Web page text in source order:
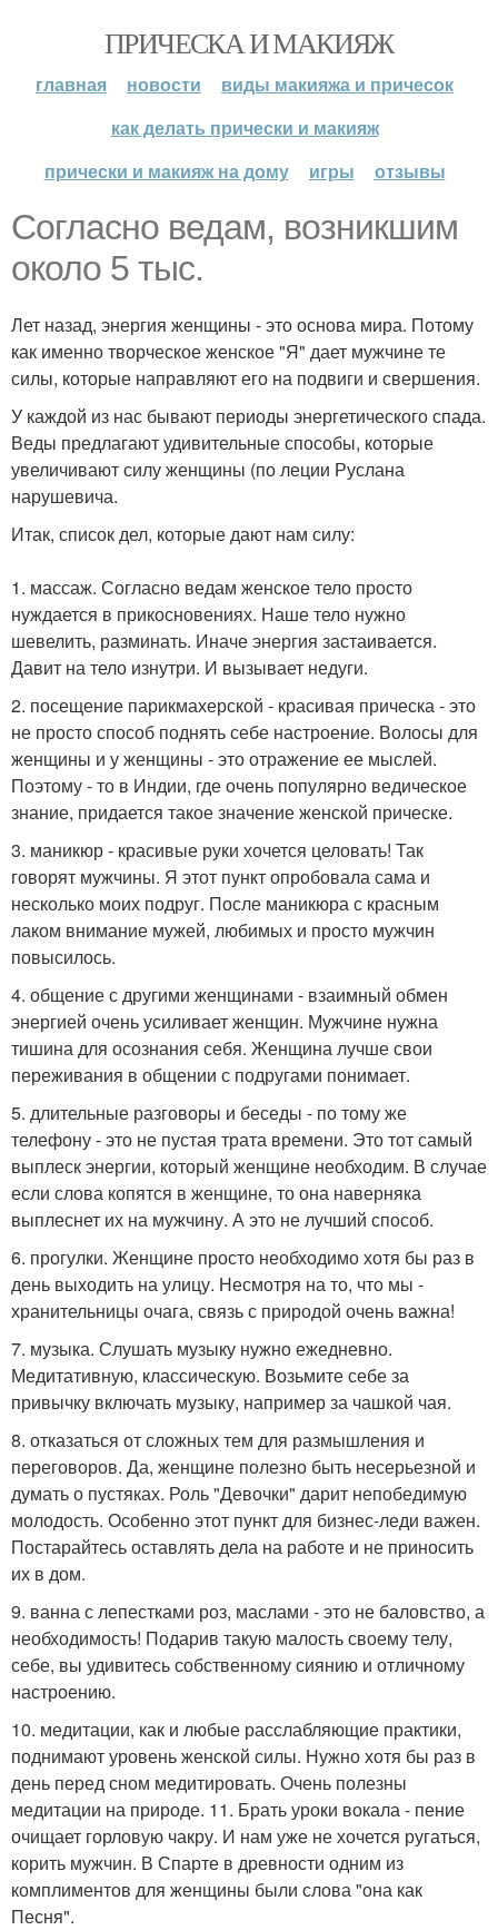
ПРИЧЕСКА И МАКИЯЖ
главная новости
виды макияжа и причесок
как делать прически и макияж
прически и макияж на дому
игры отзывы
Согласно ведам, возникшим
около 5 тыс.
Лет назад, энергия женщины - это основа мира. Потому
как именно творческое женское "Я" дает мужчине те
силы, которые направляют его на подвиги и свершения.
У каждой из нас бывают периоды энергетического спада.
Веды предлагают удивительные способы, которые
увеличивают силу женщины (по леции Руслана
нарушевича.
Итак, список дел, которые дают нам силу:
1. массаж. Согласно ведам женское тело просто
нуждается в прикосновениях. Наше тело нужно
шевелить, разминать. Иначе энергия застаивается.
Давит на тело изнутри. И вызывает недуги.
2. посещение парикмахерской - красивая прическа - это
не просто способ поднять себе настроение. Волосы для
женщины и у женщины - это отражение ее мыслей.
Поэтому - то в Индии, где очень популярно ведическое
знание, придается такое значение женской прическе.
3. маникюр - красивые руки хочется целовать! Так
говорят мужчины. Я этот пункт опробовала сама и
несколько моих подруг. После маникюра с красным
лаком внимание мужей, любимых и просто мужчин
повысилось.
4. общение с другими женщинами - взаимный обмен
энергией очень усиливает женщин. Мужчине нужна
тишина для осознания себя. Женщина лучше свои
переживания в общении с подругами понимает.
5. длительные разговоры и беседы - по тому же
телефону - это не пустая трата времени. Это тот самый
выплеск энергии, который женщине необходим. В случае
если слова копятся в женщине, то она наверняка
выплеснет их на мужчину. А это не лучший способ.
6. прогулки. Женщине просто необходимо хотя бы раз в
день выходить на улицу. Несмотря на то, что мы -
хранительницы очага, связь с природой очень важна!
7. музыка. Слушать музыку нужно ежедневно.
Медитативную, классическую. Возьмите себе за
привычку включать музыку, например за чашкой чая.
8. отказаться от сложных тем для размышления и
переговоров. Да, женщине полезно быть несерьезной и
думать о пустяках. Роль "Девочки" дарит непобедимую
молодость. Особенно этот пункт для бизнес-леди важен.
Постарайтесь оставлять дела на работе и не приносить
их в дом.
9. ванна с лепестками роз, маслами - это не баловство, а
необходимость! Подарив такую малость своему телу,
себе, вы удивитесь собственному сиянию и отличному
настроению.
10. медитации, как и любые расслабляющие практики,
поднимают уровень женской силы. Нужно хотя бы раз в
день перед сном медитировать. Очень полезны
медитации на природе. 11. Брать уроки вокала - пение
очищает горловую чакру. И нам уже не хочется ругаться,
корить мужчин. В Спарте в древности одним из
комплиментов для женщины были слова "она как
Песня".